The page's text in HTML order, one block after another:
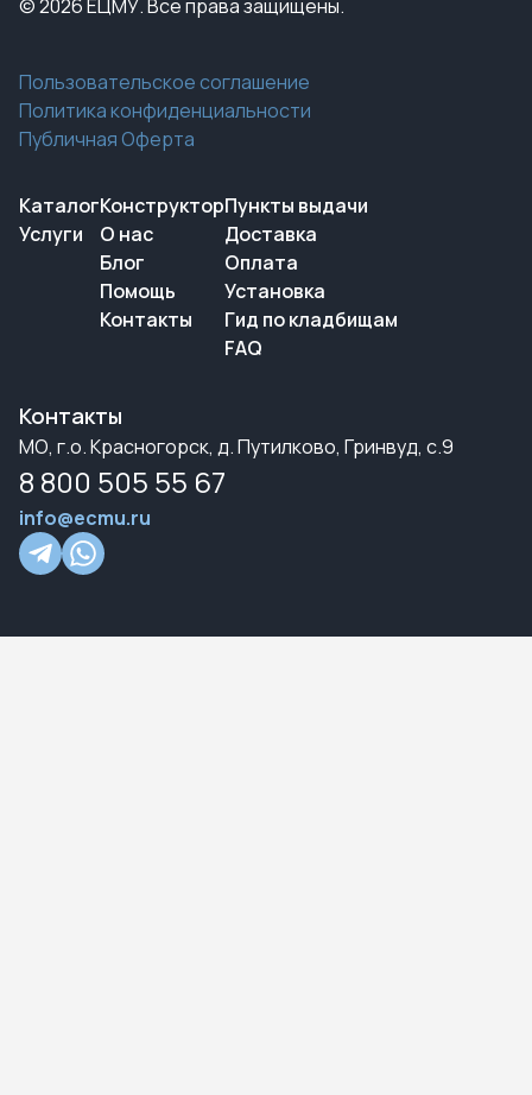
© 2026 ЕЦМУ. Все права защищены.
Пользовательское соглашение
Политика конфиденциальности
Публичная Оферта
Каталог
Услуги
Конструктор
О нас
Блог
Помощь
Контакты
Пункты выдачи
Доставка
Оплата
Установка
Гид по кладбищам
FAQ
Контакты
МО, г.о. Красногорск, д. Путилково, Гринвуд, с.9
8 800 505 55 67
info@ecmu.ru